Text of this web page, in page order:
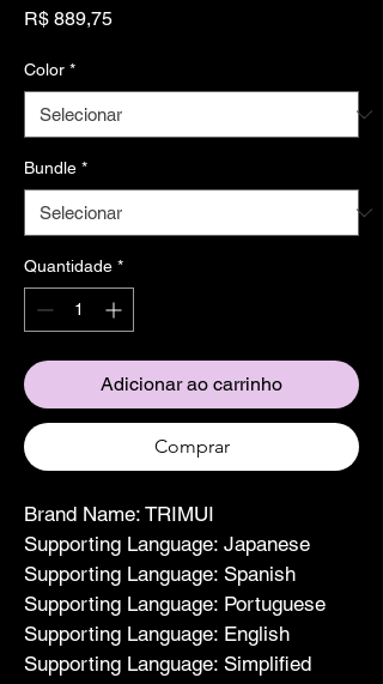
R$ 889,75Preço
Color *
Bundle *
Quantidade *
Adicionar ao carrinho
Comprar
Brand Name: TRIMUI
Supporting Language: Japanese
Supporting Language: Spanish
Supporting Language: Portuguese
Supporting Language: English
Supporting Language: Simplified